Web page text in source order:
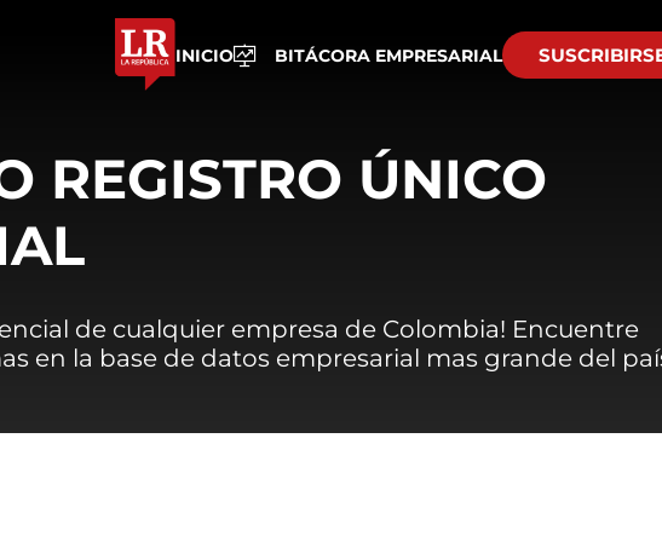
INICIO BITÁCORA EMPRESARIAL
REGISTRO ÚNICO
de cualquier empresa de Colombia! Encuentre
en la base de datos empresarial mas grande del